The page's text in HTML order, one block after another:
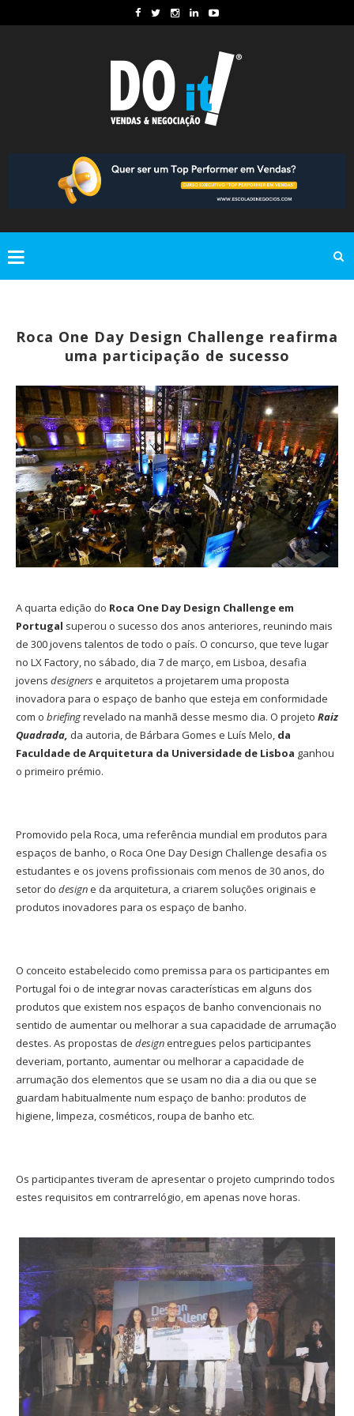
Roca One Day Design Challenge reafirma
uma participação de sucesso
A quarta edição do Roca One Day Design Challenge em
Portugal superou o sucesso dos anos anteriores, reunindo mais
de 300 jovens talentos de todo o país. O concurso, que teve lugar
no LX Factory, no sábado, dia 7 de março, em Lisboa, desafia
jovens designerse arquitetos a projetarem uma proposta
inovadora para o espaço de banho que esteja em conformidade
com o briefingrevelado na manhã desse mesmo dia. O projeto Raiz
Quadrada, da autoria, de Bárbara Gomes e Luís Melo, da
Faculdade de Arquitetura da Universidade de Lisboa ganhou
o primeiro prémio.
Promovido pela Roca, uma referência mundial em produtos para
espaços de banho, o Roca One Day Design Challenge desafia os
estudantes e os jovens profissionais com menos de 30 anos, do
setor do designe da arquitetura, a criarem soluções originais e
produtos inovadores para os espaço de banho.
O conceito estabelecido como premissa para os participantes em
Portugal foi o de integrar novas características em alguns dos
produtos que existem nos espaços de banho convencionais no
sentido de aumentar ou melhorar a sua capacidade de arrumação
destes. As propostas de designentregues pelos participantes
deveriam, portanto, aumentar ou melhorar a capacidade de
arrumação dos elementos que se usam no dia a dia ou que se
guardam habitualmente num espaço de banho: produtos de
higiene, limpeza, cosméticos, roupa de banho etc.
Os participantes tiveram de apresentar o projeto cumprindo todos
estes requisitos em contrarrelógio, em apenas nove horas.